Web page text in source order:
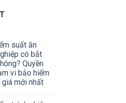
suất ăn
có bắt
Quyền
vi bảo hiểm
giá mới nhất